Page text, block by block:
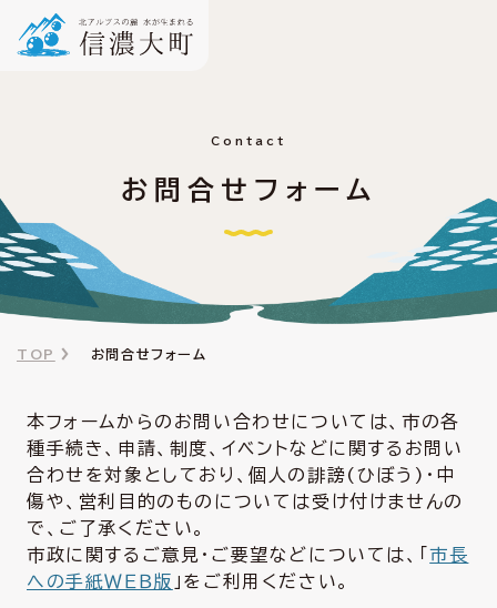
Contact
お問合せフォーム
TOP お問合せフォーム
本フォームからのお問い合わせについては、市の各
種手続き、申請、制度、イベントなどに関するお問い
合わせを対象としており、個人の誹謗(ひぼう)・中
傷や、営利目的のものについては受け付けませんの
で、ご了承ください。
市政に関するご意見・ご要望などについては、「市長
への手紙ＷＥＢ版 」をご利用ください。